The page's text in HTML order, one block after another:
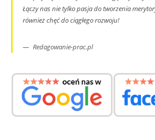
Łączy nas nie tylko pasja do tworzenia
również chęć do ciągłego rozwoju!
Redagowanie-prac.pl